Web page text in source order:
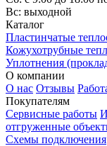
Вс: выходной
Каталог
Пластинчатые
Кожухотрубные
Уплотнения
О компании
О нас Отзывы
Покупателям
Сервисные работы
отгруженные
Схемы подключения